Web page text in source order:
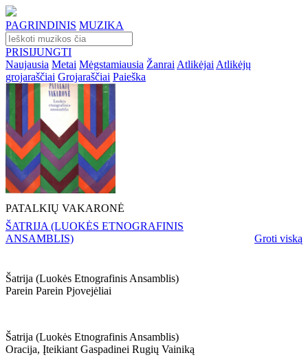
PAGRINDINIS MUZIKA
PRISIJUNGTI
Naujausia Metai Mėgstamiausia Žanrai Atlikėjai Atlikėjų
grojaraščiai Grojaraščiai Paieška
PATALKIŲ VAKARONĖ
ŠATRIJA (LUOKĖS ETNOGRAFINIS
ANSAMBLIS)
Groti viską
Šatrija (luokės Etnografinis Ansamblis)
Parein Parein Pjovejėliai
Šatrija (luokės Etnografinis Ansamblis)
Oracija, Įteikiant Gaspadinei Rugių Vainiką